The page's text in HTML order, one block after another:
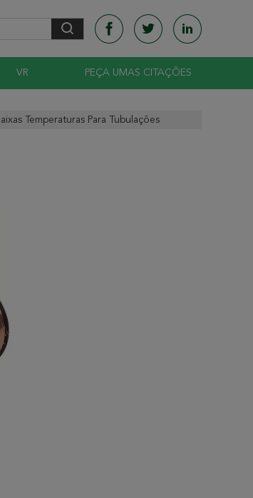
VR PEÇA UMAS CITAÇÕES
Temperaturas Para Tubulações